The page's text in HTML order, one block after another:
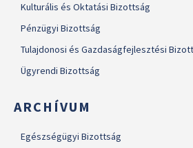
Kulturális és Oktatási Bizottság
Pénzügyi Bizottság
Tulajdonosi és Gazdaságfejlesztési
Ügyrendi Bizottság
ARCHÍVUM
Egészségügyi Bizottság